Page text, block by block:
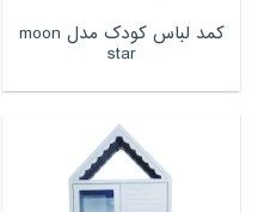
کمد لباس کودک مدل moon
star